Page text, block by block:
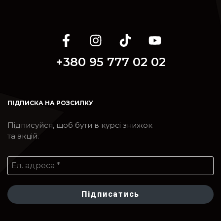
+380 95 777 02 02
ПІДПИСКА НА РОЗСИЛКУ
Підписуйся, щоб бути в курсі знижок
та акцій.